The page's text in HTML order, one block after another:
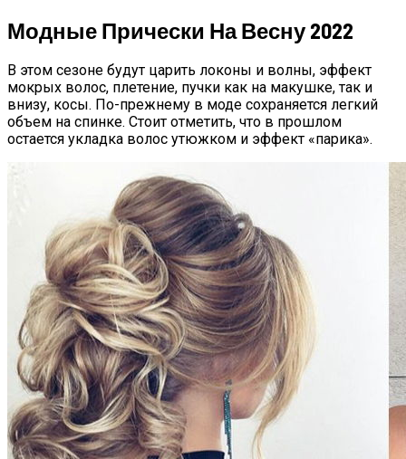
Модные Прически На Весну 2022
В этом сезоне будут царить локоны и волны, эффект
мокрых волос, плетение, пучки как на макушке, так и
внизу, косы. По-прежнему в моде сохраняется легкий
объем на спинке. Стоит отметить, что в прошлом
остается укладка волос утюжком и эффект «парика».